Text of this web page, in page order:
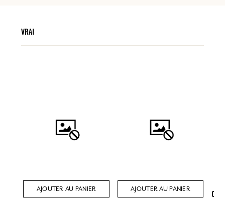
VRAI
AJOUTER AU PANIER AJOUTER AU PANIER